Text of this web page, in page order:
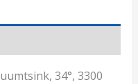
34°, 3300